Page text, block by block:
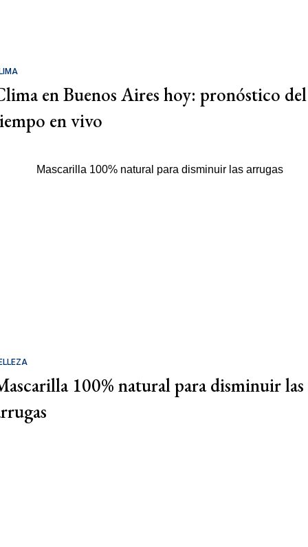
en Buenos Aires hoy: pronóstico del
en vivo
100% natural para disminuir las